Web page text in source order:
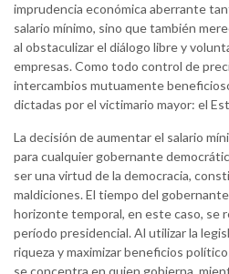
imprudencia económica aberrante
salario mínimo, sino que también
al obstaculizar el diálogo libre y
empresas. Como todo control de
intercambios mutuamente
dictadas por el victimario mayor: el
La decisión de aumentar el salario
para cualquier gobernante
ser una virtud de la democracia,
maldiciones. El tiempo del
horizonte temporal, en este caso, se
período presidencial. Al utilizar la
riqueza y maximizar beneficios